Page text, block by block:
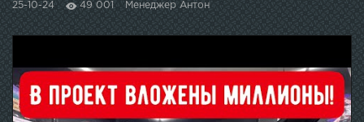
25-10-24 49 001 Менеджер Антон